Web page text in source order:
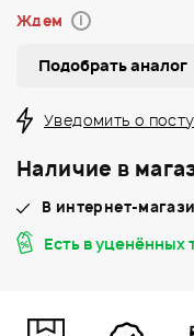
Ждем i
Подобрать аналог
Уведомить о
Наличие в
В интернет-
Есть в уценённых